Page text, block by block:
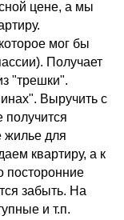
цене, а мы
мог бы
Получает
"трешки".
Выручить с
получится
жилье для
квартиру, а к
посторонние
забыть. На
и т.п.